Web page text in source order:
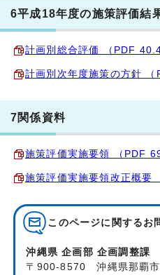
6平成18年度の施策評価結
計画別総合評価 （PDF
計画別次年度施策の方針 （
7関係資料
施策評価実施要領 （PDF
施策評価実施要領改正概要
このページに関する お
沖縄県 企画部 企画調整課
〒900-8570 沖縄県那覇